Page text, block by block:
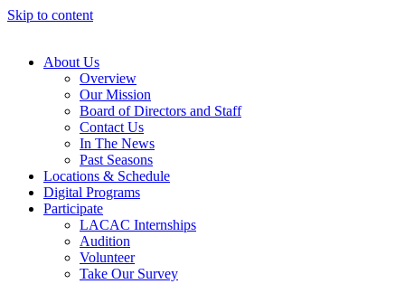
Skip to content
About Us
Overview
Our Mission
Board of Directors and Staff
Contact Us
In The News
Past Seasons
Locations & Schedule
Digital Programs
Participate
LACAC Internships
Audition
Volunteer
Take Our Survey